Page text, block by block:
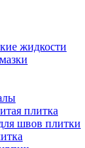
жидкости
плитка
швов плитки